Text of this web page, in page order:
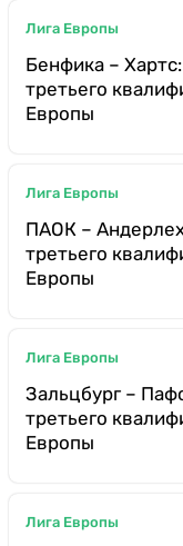
Лига Европы
Бенфика –
третьего
Европы
Лига Европы
ПАОК –
третьего
Европы
Лига Европы
Зальцбург –
третьего
Европы
Лига Европы